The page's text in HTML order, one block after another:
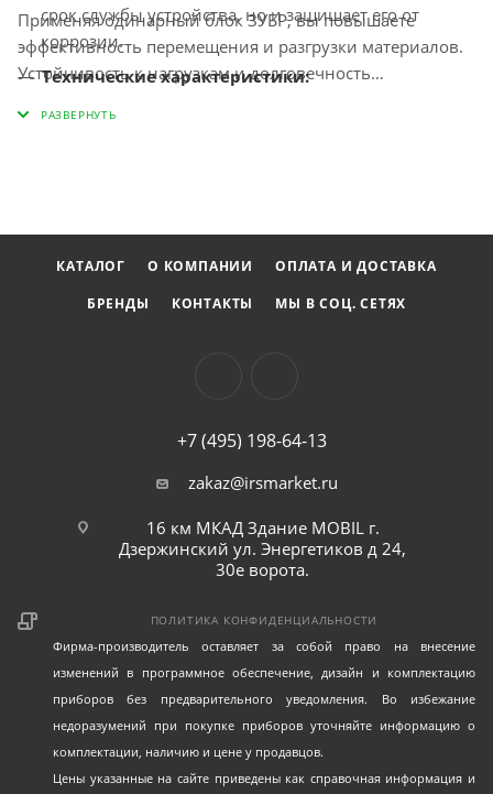
срок службы устройства, но и защищает его от
коррозии.
Технические характеристики:
Рабочая нагрузка: 2.5 кН
Разрушающая нагрузка: 6 кН
Габариты (D): 13 мм
В комплекте 6 единиц, что делает его
Применяя одинарный блок ЗУБР, вы повышаете
эффективность перемещения и разгрузки материалов.
Устойчивость к нагрузкам и долговечность
повреждения как оборудования, так и грузов. Продукт
КАТАЛОГ О КОМПАНИИ
ОПЛАТА И ДОСТАВКА
БРЕНДЫ
КОНТАКТЫ МЫ В СОЦ. СЕТЯХ
+7 (495) 198-64-13
zakaz@irsmarket.ru
16 км МКАД Здание MOBIL г.
Дзержинский ул. Энергетиков д 24,
30е ворота.
ПОЛИТИКА КОНФИДЕНЦИАЛЬНОСТИ
Фирма-производитель оставляет за собой право на внесение
изменений в программное обеспечение, дизайн и комплектацию
приборов без предварительного уведомления. Во избежание
недоразумений при покупке приборов уточняйте информацию о
комплектации, наличию и цене у продавцов.
Цены указанные на сайте приведены как справочная информация и